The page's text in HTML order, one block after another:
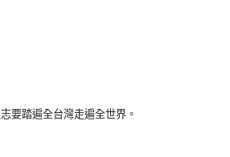
要踏遍全台灣走遍全世界。